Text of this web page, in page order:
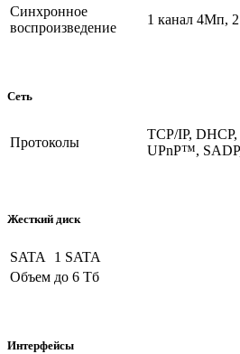
Синхронное
воспроизведение
1 канал 4Мп,
Сеть
Протоколы
TCP/IP,
UPnP™,
Жесткий диск
SATA
1 SATA
Объем до 6 Тб
Интерфейсы